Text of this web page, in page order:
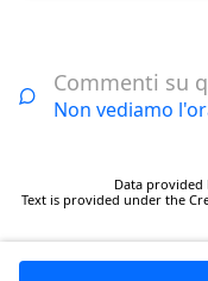
Commenti su
Non vediamo
Data provided
Text is provided under the